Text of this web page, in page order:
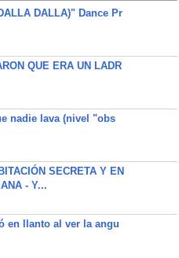
DALLA)" Dance Pr
QUE ERA UN LADR
nadie lava (nivel "obs
SECRETA Y EN
- Y...
en llanto al ver la angu